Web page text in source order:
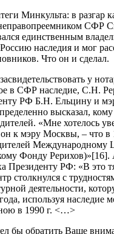
Минкульта: в разгар
СФР
единственным
наследия и мог
Что он и сделал.
у
в СФР наследие, С.Н.
РФ Б.Н. Ельцину и
высказал,
«Мне хотелось
к мэру Москвы, – что в
Международному
Фонду Рерихов)»[16].
Президенту РФ: «В это
столкнулся с
деятельности,
используя наследие
в 1990 г. <…>
бы обратить Ваше